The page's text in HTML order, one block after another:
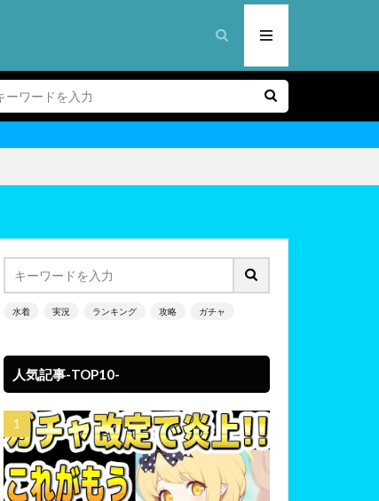
水着 実況 ランキング 攻略 ガチャ
人気記事-TOP10-